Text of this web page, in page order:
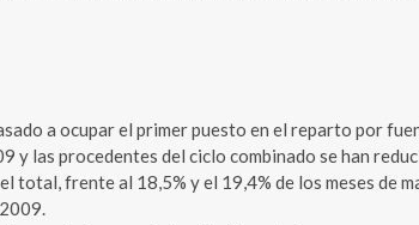
a ocupar el primer puesto en el reparto por
las procedentes del ciclo combinado se han
frente al 18,5% y el 19,4% de los meses de